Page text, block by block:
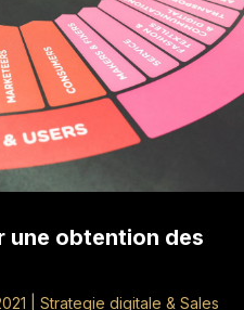
une obtention des
|Strategie digitale & Sales